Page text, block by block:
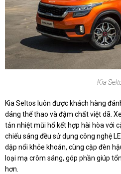
Kia
Kia Seltos luôn được khách hàng
dáng thể thao và đậm chất việt dã.
tản nhiệt mũi hổ kết hợp hài hòa với
chiếu sáng đều sử dụng công nghệ
dập nổi khỏe khoắn, cùng cặp đèn
loại mạ crôm sáng, góp phần giúp
hơn.